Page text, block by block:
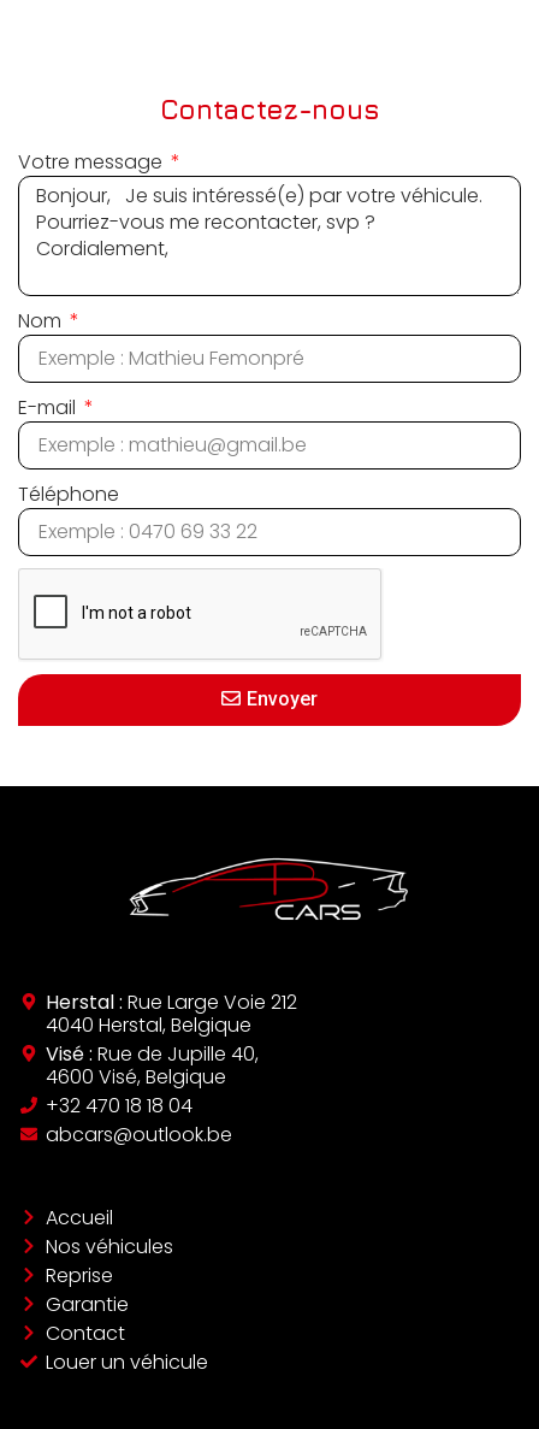
Contactez-nous
Votre message
Nom
E-mail
Téléphone
Envoyer
Herstal : Rue Large Voie 212
4040 Herstal, Belgique
Visé : Rue de Jupille 40,
4600 Visé, Belgique
‪+32 470 18 18 04‬
abcars@outlook.be
Accueil
Nos véhicules
Reprise
Garantie
Contact
Louer un véhicule